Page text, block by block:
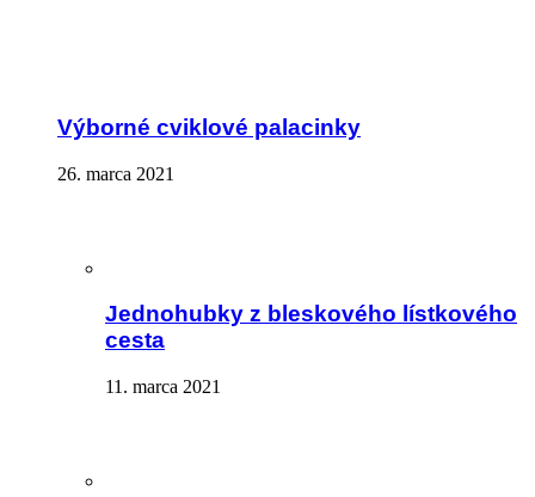
Výborné cviklové palacinky
26. marca 2021
Jednohubky z bleskového lístkového
cesta
11. marca 2021